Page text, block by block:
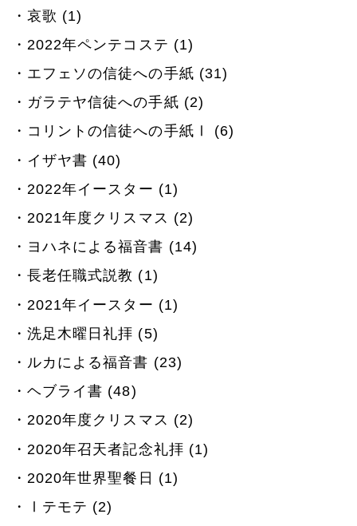
哀歌 (1)
2022年ペンテコステ (1)
エフェソの信徒への手紙 (31)
ガラテヤ信徒への手紙 (2)
コリントの信徒への手紙Ⅰ (6)
イザヤ書 (40)
2022年イースター (1)
2021年度クリスマス (2)
ヨハネによる福音書 (14)
長老任職式説教 (1)
2021年イースター (1)
洗足木曜日礼拝 (5)
ルカによる福音書 (23)
ヘブライ書 (48)
2020年度クリスマス (2)
2020年召天者記念礼拝 (1)
2020年世界聖餐日 (1)
Ⅰテモテ (2)